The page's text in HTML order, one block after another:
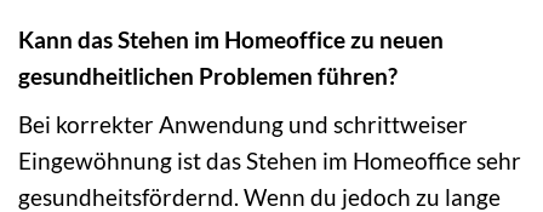
Kann das Stehen im Homeoffice zu neuen
gesundheitlichen Problemen führen?
Bei korrekter Anwendung und schrittweiser
Eingewöhnung ist das Stehen im Homeoffice sehr
gesundheitsfördernd. Wenn du jedoch zu lange